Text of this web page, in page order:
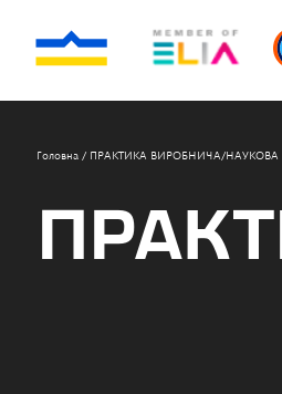
Головна / ПРАКТИКА ВИРОБНИЧА/НАУКОВА